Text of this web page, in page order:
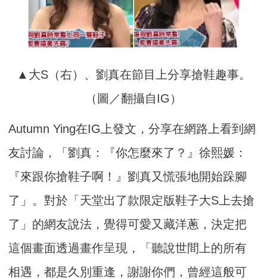
▲大S（右）、劉真在節目上分享搶鞋趣事。
（圖／翻攝自IG）
Autumn Ying在IG上發文，分享在網路上看到網
友討論，「劉真：『你怎麼來了？』徐熙媛：
『來跟你搶鞋子啊！』劉真又慌張地開始跺腳
了」。對於「天堂出了款限定版鞋子大S上去搶
了」的網友說法，覺得可愛又藏洋蔥，決定把
這個畫面透過畫作呈現，「聽說世間上的所有
相遇，都是久別重逢，謝謝你們，曾經這般可